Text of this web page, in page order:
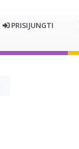
PRISIJUNGTI